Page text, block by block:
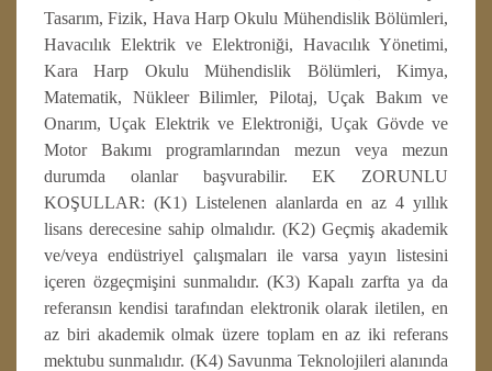
Tasarım, Fizik, Hava Harp Okulu Mühendislik Bölümleri,
Havacılık Elektrik ve Elektroniği, Havacılık Yönetimi,
Kara Harp Okulu Mühendislik Bölümleri, Kimya,
Matematik, Nükleer Bilimler, Pilotaj, Uçak Bakım ve
Onarım, Uçak Elektrik ve Elektroniği, Uçak Gövde ve
Motor Bakımı programlarından mezun veya mezun
durumda olanlar başvurabilir. EK ZORUNLU
KOŞULLAR: (K1) Listelenen alanlarda en az 4 yıllık
lisans derecesine sahip olmalıdır. (K2) Geçmiş akademik
ve/veya endüstriyel çalışmaları ile varsa yayın listesini
içeren özgeçmişini sunmalıdır. (K3) Kapalı zarfta ya da
referansın kendisi tarafından elektronik olarak iletilen, en
az biri akademik olmak üzere toplam en az iki referans
mektubu sunmalıdır. (K4) Savunma Teknolojileri alanında